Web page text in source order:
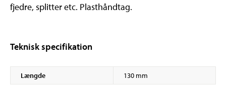
fjedre, splitter etc. Plasthåndtag.
Teknisk specifikation
Længde 130 mm